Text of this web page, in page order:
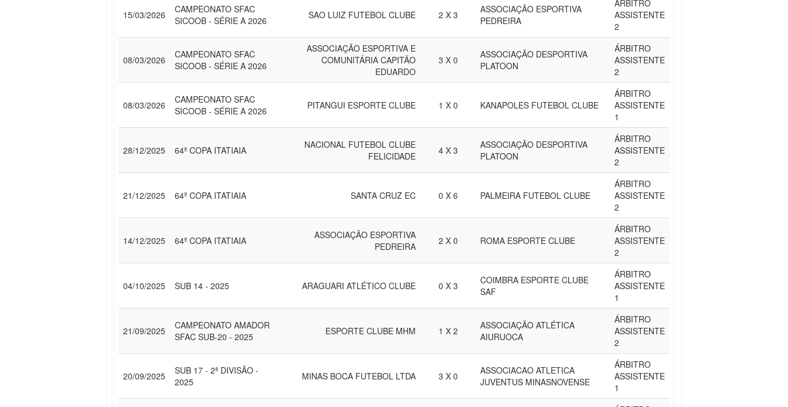
15/03/2026
CAMPEONATO SFAC
SICOOB - SÉRIE A 2026
SAO LUIZ FUTEBOL CLUBE 2 X 3
ASSOCIAÇÃO ESPORTIVA
PEDREIRA
ÁRBITRO
ASSISTENTE
2
08/03/2026
CAMPEONATO SFAC
SICOOB - SÉRIE A 2026
ASSOCIAÇÃO ESPORTIVA E
COMUNITÁRIA CAPITÃO
EDUARDO
3 X 0
ASSOCIAÇÃO DESPORTIVA
PLATOON
ÁRBITRO
ASSISTENTE
2
08/03/2026
CAMPEONATO SFAC
SICOOB - SÉRIE A 2026
PITANGUI ESPORTE CLUBE 1 X 0 KANAPOLES FUTEBOL CLUBE
ÁRBITRO
ASSISTENTE
1
28/12/2025 64ª COPA ITATIAIA
NACIONAL FUTEBOL CLUBE
FELICIDADE
4 X 3
ASSOCIAÇÃO DESPORTIVA
PLATOON
ÁRBITRO
ASSISTENTE
2
21/12/2025 64ª COPA ITATIAIA SANTA CRUZ EC 0 X 6 PALMEIRA FUTEBOL CLUBE
ÁRBITRO
ASSISTENTE
2
14/12/2025 64ª COPA ITATIAIA
ASSOCIAÇÃO ESPORTIVA
PEDREIRA
2 X 0 ROMA ESPORTE CLUBE
ÁRBITRO
ASSISTENTE
2
04/10/2025 SUB 14 - 2025 ARAGUARI ATLÉTICO CLUBE 0 X 3
COIMBRA ESPORTE CLUBE
SAF
ÁRBITRO
ASSISTENTE
1
21/09/2025
CAMPEONATO AMADOR
SFAC SUB-20 - 2025
ESPORTE CLUBE MHM 1 X 2
ASSOCIAÇÃO ATLÉTICA
AIURUOCA
ÁRBITRO
ASSISTENTE
2
20/09/2025
SUB 17 - 2ª DIVISÃO -
2025
MINAS BOCA FUTEBOL LTDA 3 X 0
ASSOCIACAO ATLETICA
JUVENTUS MINASNOVENSE
ÁRBITRO
ASSISTENTE
1